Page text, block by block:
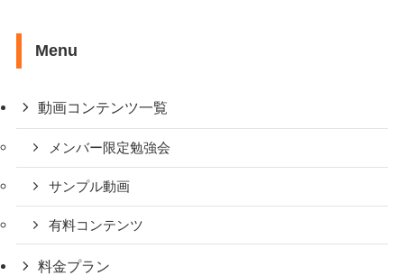
Menu
動画コンテンツ一覧
メンバー限定勉強会
サンプル動画
有料コンテンツ
料金プラン